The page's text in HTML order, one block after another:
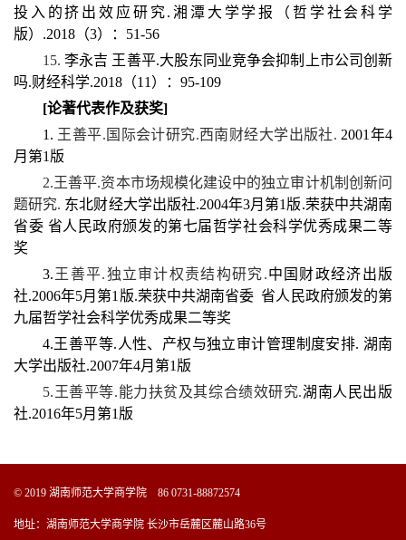
投入的挤出效应研究.湘潭大学学报（哲学社会科学
版）.2018（3）：51-56
15. 李永吉 王善平.大股东同业竞争会抑制上市公司创新
吗.财经科学.2018（11）：95-109
[论著代表作及获奖]
1. 王善平.国际会计研究.西南财经大学出版社. 2001年4
月第1版
2.王善平.资本市场规模化建设中的独立审计机制创新问
题研究. 东北财经大学出版社.2004年3月第1版.荣获中共湖南
省委 省人民政府颁发的第七届哲学社会科学优秀成果二等
奖
3. 王善平.独立审计权责结构研究.中国财政经济出版
社.2006年5月第1版.荣获中共湖南省委 省人民政府颁发的第
九届哲学社会科学优秀成果二等奖
4.王善平等.人性、产权与独立审计管理制度安排. 湖南
大学出版社.2007年4月第1版
5. 王善平等.能力扶贫及其综合绩效研究.湖南人民出版
社.2016年5月第1版
© 2019 湖南师范大学商学院 86 0731-88872574
地址：湖南师范大学商学院 长沙市岳麓区麓山路36号